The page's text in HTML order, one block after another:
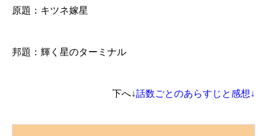
原題：キツネ嫁星
邦題：輝く星のターミナル
下へ↓話数ごとのあらすじと感想↓